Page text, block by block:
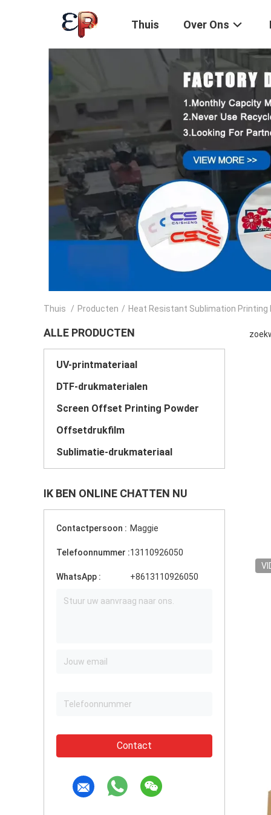
Thuis Over Ons
Thuis / Producten / Heat Resistant Sublimation Printing
ALLE PRODUCTEN
UV-printmateriaal
DTF-drukmaterialen
Screen Offset Printing Powder
Offsetdrukfilm
Sublimatie-drukmateriaal
IK BEN ONLINE CHATTEN NU
Contactpersoon : Maggie
Telefoonnummer :13110926050
WhatsApp : +8613110926050
Contact